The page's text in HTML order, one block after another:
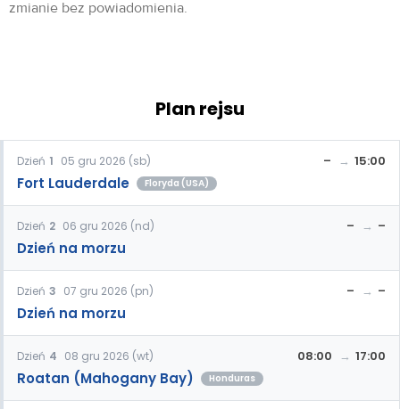
zmianie bez powiadomienia.
Plan rejsu
Dzień 1 05 gru 2026 (sb)
Fort Lauderdale Floryda (USA)
– 15:00
Dzień 2 06 gru 2026 (nd)
Dzień na morzu
– –
Dzień 3 07 gru 2026 (pn)
Dzień na morzu
– –
Dzień 4 08 gru 2026 (wt)
Roatan (Mahogany Bay) Honduras
08:00 17:00